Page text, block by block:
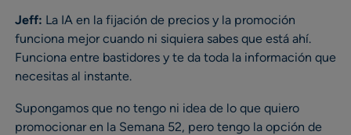
Jeff: La IA en la fijación de precios y la promoción
funciona mejor cuando ni siquiera sabes que está ahí.
Funciona entre bastidores y te da toda la información que
necesitas al instante.
Supongamos que no tengo ni idea de lo que quiero
promocionar en la Semana 52, pero tengo la opción de